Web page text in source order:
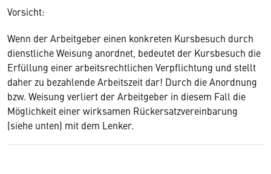
Vorsicht:
Wenn der Arbeitgeber einen konkreten Kursbesuch durch
dienstliche Weisung anordnet, bedeutet der Kursbesuch die
Erfüllung einer arbeitsrechtlichen Verpflichtung und stellt
daher zu bezahlende Arbeitszeit dar! Durch die Anordnung
bzw. Weisung verliert der Arbeitgeber in diesem Fall die
Möglichkeit einer wirksamen Rückersatzvereinbarung
(siehe unten) mit dem Lenker.